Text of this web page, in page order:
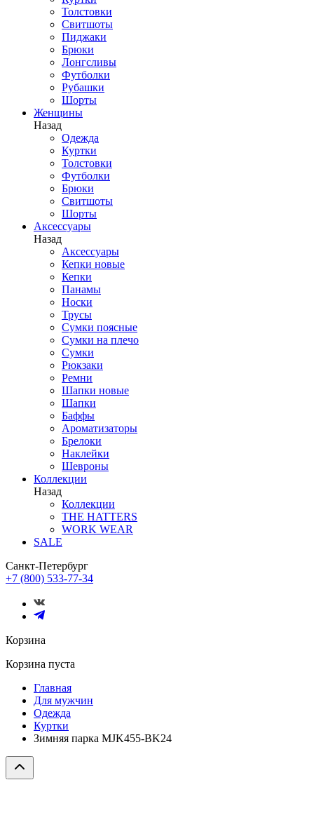
Толстовки
Свитшоты
Пиджаки
Брюки
Лонгсливы
Футболки
Рубашки
Шорты
Женщины
Назад
Одежда
Куртки
Толстовки
Футболки
Брюки
Свитшоты
Шорты
Аксессуары
Назад
Аксессуары
Кепки новые
Кепки
Панамы
Носки
Трусы
Сумки поясные
Сумки на плечо
Сумки
Рюкзаки
Ремни
Шапки новые
Шапки
Баффы
Ароматизаторы
Брелоки
Наклейки
Шевроны
Коллекции
Назад
Коллекции
THE HATTERS
WORK WEAR
SALE
Санкт-Петербург
+7 (800) 533-77-34
Корзина
Корзина пуста
Главная
Для мужчин
Одежда
Куртки
Зимняя парка MJK455-BK24